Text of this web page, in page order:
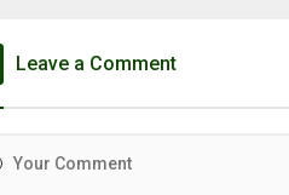
ile entegrasyonu olan
Havalimanı'na ...
Leave a Comment